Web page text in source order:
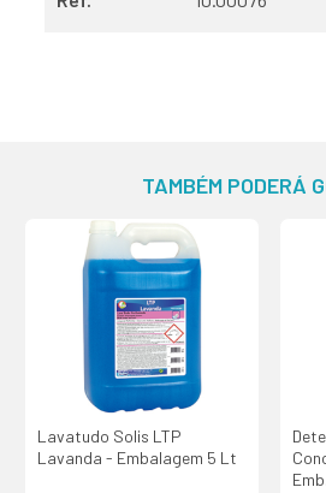
TAMBÉM PODERÁ
Lavatudo Solis LTP
Lavanda - Embalagem 5 Lt